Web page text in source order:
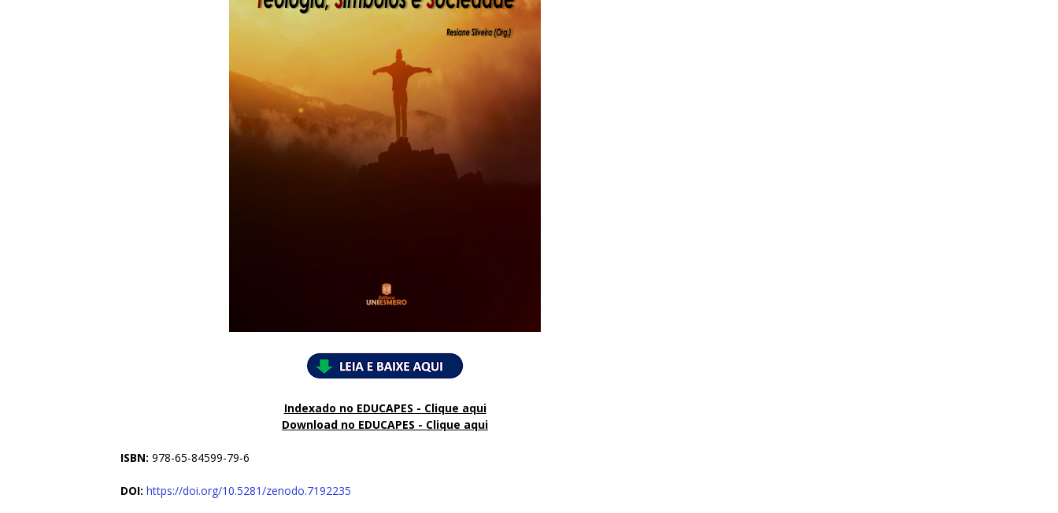
Indexado no EDUCAPES - Clique aqui
Download no EDUCAPES - Clique aqui
ISBN: 978-65-84599-79-6
DOI: https://doi.org/10.5281/zenodo.7192235